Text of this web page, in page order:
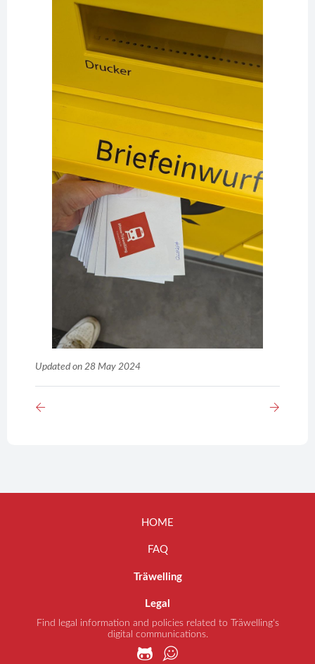
Updated on 28 May 2024
HOME
FAQ
Träwelling
Legal
Find legal information and policies related to Träwelling's
digital communications.